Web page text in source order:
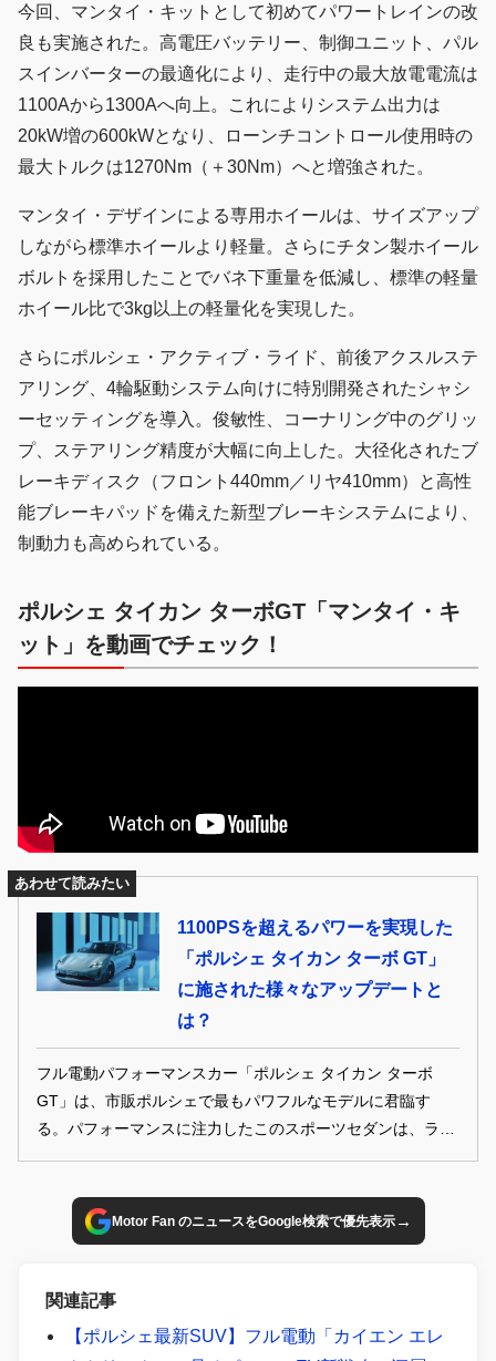
今回、マンタイ・キットとして初めてパワートレインの改
良も実施された。高電圧バッテリー、制御ユニット、パル
スインバーターの最適化により、走行中の最大放電電流は
1100Aから1300Aへ向上。これによりシステム出力は
20kW増の600kWとなり、ローンチコントロール使用時の
最大トルクは1270Nm（＋30Nm）へと増強された。
マンタイ・デザインによる専用ホイールは、サイズアップ
しながら標準ホイールより軽量。さらにチタン製ホイール
ボルトを採用したことでバネ下重量を低減し、標準の軽量
ホイール比で3kg以上の軽量化を実現した。
さらにポルシェ・アクティブ・ライド、前後アクスルステ
アリング、4輪駆動システム向けに特別開発されたシャシ
ーセッティングを導入。俊敏性、コーナリング中のグリッ
プ、ステアリング精度が大幅に向上した。大径化されたブ
レーキディスク（フロント440mm／リヤ410mm）と高性
能ブレーキパッドを備えた新型ブレーキシステムにより、
制動力も高められている。
ポルシェ タイカン ターボGT「マンタイ・キ
ット」を動画でチェック！
あわせて読みたい
1100PSを超えるパワーを実現した
「ポルシェ タイカン ターボ GT」
に施された様々なアップデートと
は？
フル電動パフォーマンスカー「ポルシェ タイカン ターボ
GT」は、市販ポルシェで最もパワフルなモデルに君臨す
る。パフォーマンスに注力したこのスポーツセダンは、ライ
ーストを使うことで2秒間最大815kW（1108PS）にも達す
Motor Fan のニュースをGoogle検索で優先表示→
関連記事
【ポルシェ最新SUV】フル電動「カイエン エレ